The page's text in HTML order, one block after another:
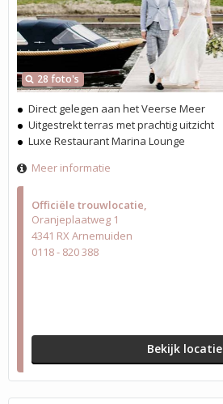
Officiële trouwlocatie
Oranjeplaatweg 1
4341 RX Arnemuiden
0118 - 820 388
Bekijk locatie
28 foto's
Direct gelegen aan het Veerse Meer
Uitgestrekt terras met prachtig uitzicht
Luxe Restaurant Marina Lounge
Meer informatie